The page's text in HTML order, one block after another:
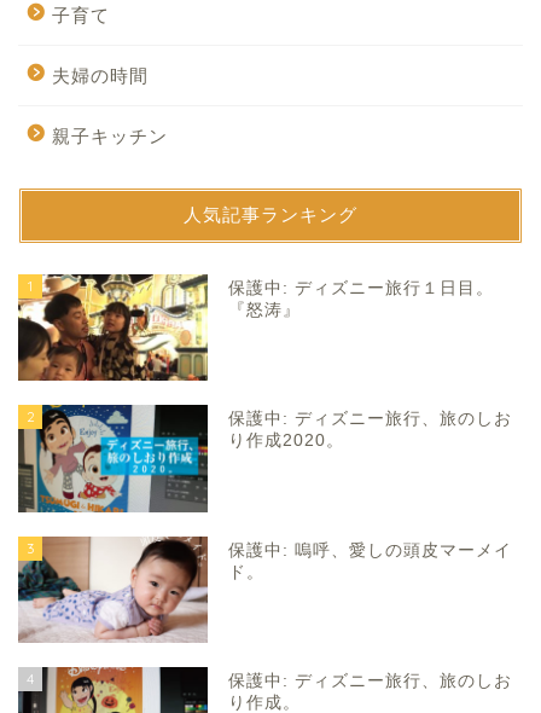
子育て
夫婦の時間
親子キッチン
人気記事ランキング
1
保護中: ディズニー旅行１日目。
『怒涛』
2
保護中: ディズニー旅行、旅のしお
り作成2020。
3
保護中: 嗚呼、愛しの頭皮マーメイ
ド。
4
保護中: ディズニー旅行、旅のしお
り作成。